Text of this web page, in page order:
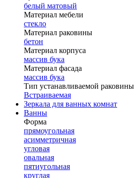
белый матовый
Материал мебели
стекло
Материал раковины
бетон
Материал корпуса
массив бука
Материал фасада
массив бука
Тип устанавливаемой раковины
Встраиваемая
Зеркала для ванных комнат
Ванны
Форма
прямоугольная
асимметричная
угловая
овальная
пятиугольная
круглая